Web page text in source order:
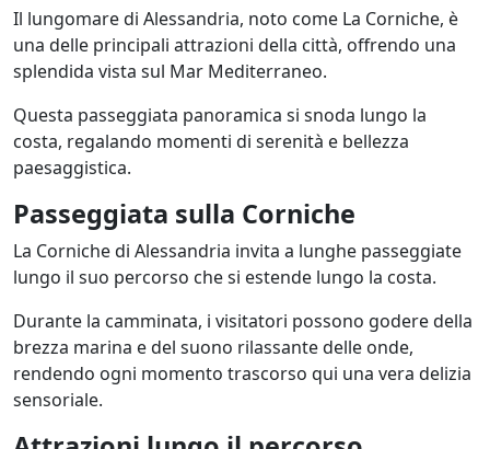
Il lungomare di Alessandria, noto come La Corniche, è
una delle principali attrazioni della città, offrendo una
splendida vista sul Mar Mediterraneo.
Questa passeggiata panoramica si snoda lungo la
costa, regalando momenti di serenità e bellezza
paesaggistica.
Passeggiata sulla Corniche
La Corniche di Alessandria invita a lunghe passeggiate
lungo il suo percorso che si estende lungo la costa.
Durante la camminata, i visitatori possono godere della
brezza marina e del suono rilassante delle onde,
rendendo ogni momento trascorso qui una vera delizia
sensoriale.